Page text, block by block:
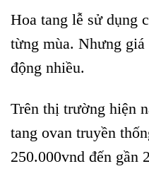
Hoa tang lễ sử dụng
từng mùa. Nhưng
động nhiều.
Trên thị trường hiện
tang ovan truyền
250.000vnd đến gần